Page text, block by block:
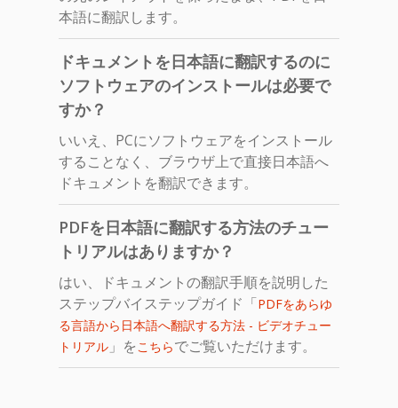
本語に翻訳します。
ドキュメントを日本語に翻訳するのに
ソフトウェアのインストールは必要で
すか？
いいえ、PCにソフトウェアをインストール
することなく、ブラウザ上で直接日本語へ
ドキュメントを翻訳できます。
PDFを日本語に翻訳する方法のチュー
トリアルはありますか？
はい、ドキュメントの翻訳手順を説明した
ステップバイステップガイド「PDFをあらゆ
る言語から日本語へ翻訳する方法 - ビデオチュー
トリアル 」をこちらでご覧いただけます。